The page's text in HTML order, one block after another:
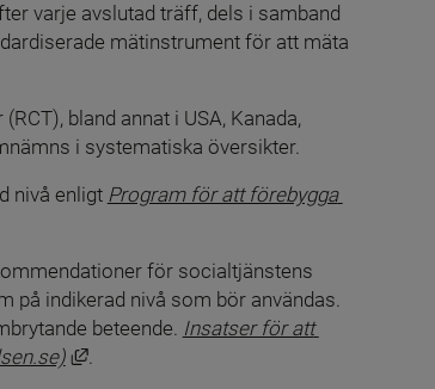
varje avslutad träff, dels i samband
mätinstrument för att mäta
bland annat i USA, Kanada,
i systematiska översikter.
nivå enligt Program för att förebygga
för socialtjänstens
på indikerad nivå som bör användas.
beteende. Insatser för att
Länk till annan webbplats, öppnas i nytt
.